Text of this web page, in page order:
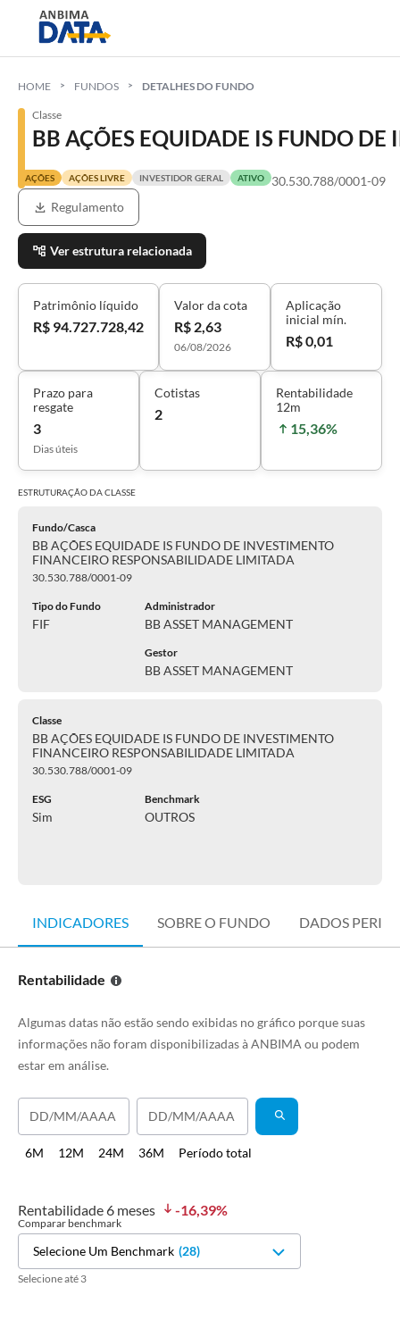
HOME FUNDOS DETALHES DO FUNDO
Classe
BB AÇÕES EQUIDADE IS FUNDO
AÇÕES AÇÕES LIVRE INVESTIDOR GERAL ATIVO
30.530.788/0001-09
Regulamento
Ver estrutura relacionada
Patrimônio líquido
R$ 94.727.728,42
Valor da cota
R$ 2,63
06/08/2026
Aplicação
inicial mín.
R$ 0,01
Prazo para
resgate
3
Dias úteis
Cotistas
2
Rentabilidade
12m
15,36%
ESTRUTURAÇÃO DACLASSE
Fundo/Casca
BB AÇÕES EQUIDADE IS FUNDO DE INVESTIMENTO
FINANCEIRO RESPONSABILIDADE LIMITADA
30.530.788/0001-09
Tipo do Fundo
FIF
Administrador
BB ASSET MANAGEMENT
Gestor
BB ASSET MANAGEMENT
Classe
BB AÇÕES EQUIDADE IS FUNDO DE INVESTIMENTO
FINANCEIRO RESPONSABILIDADE LIMITADA
30.530.788/0001-09
ESG
Sim
Benchmark
OUTROS
INDICADORES SOBRE O FUNDO DADOS
Rentabilidade
Algumas datas não estão sendo exibidas no gráfico porque suas
informações não foram disponibilizadas à ANBIMA ou podem
estar em análise.
6M 12M 24M 36M Período total
Rentabilidade 6 meses -16,39%
Comparar benchmark
Selecione Um Benchmark (28)
Selecione até 3